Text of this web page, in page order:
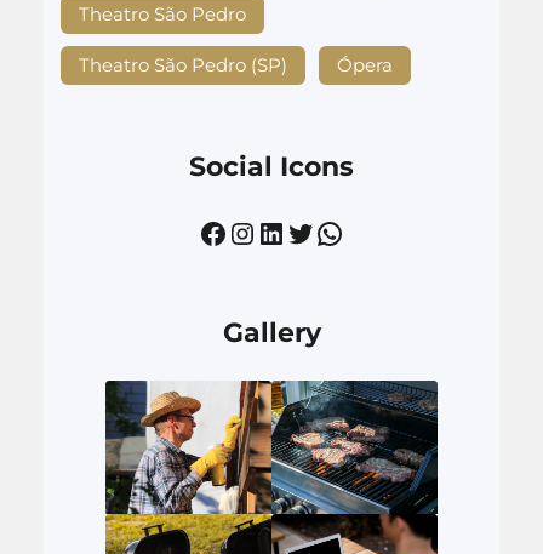
Theatro São Pedro
Theatro São Pedro (SP) Ópera
Social Icons
Facebook Instagram LinkedIn Twitter WhatsApp
Gallery